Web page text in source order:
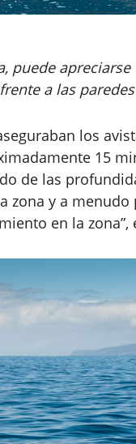
puede
frente a las
los
15
de las
zona y a
en la